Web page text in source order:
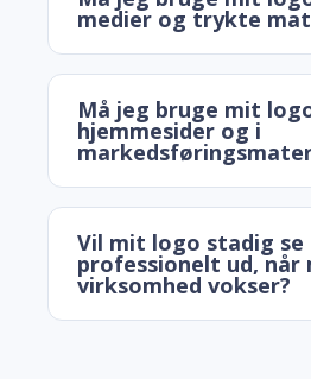
medier og trykte
Må jeg bruge mit
hjemmesider og i
Vil mit logo stadig se
professionelt ud, når
virksomhed vokser?